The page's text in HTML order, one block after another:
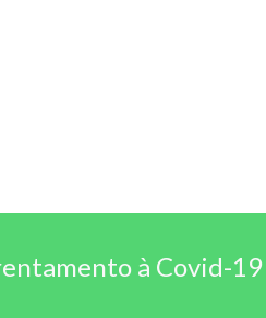
à Covid-19